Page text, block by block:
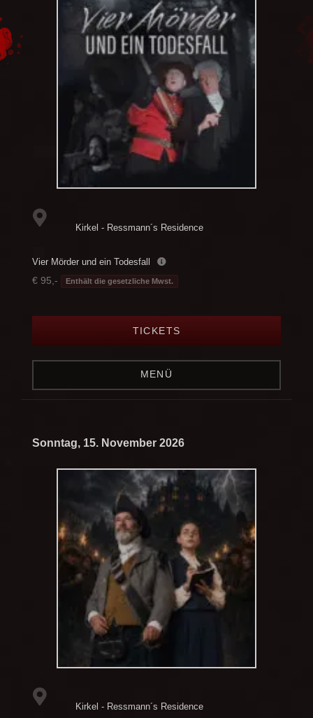
Kirkel - Ressmann´s Residence
Vier Mörder und ein Todesfall
€ 95,- Enthält die gesetzliche Mwst.
TICKETS
MENÜ
Sonntag, 15. November 2026
Kirkel - Ressmann´s Residence